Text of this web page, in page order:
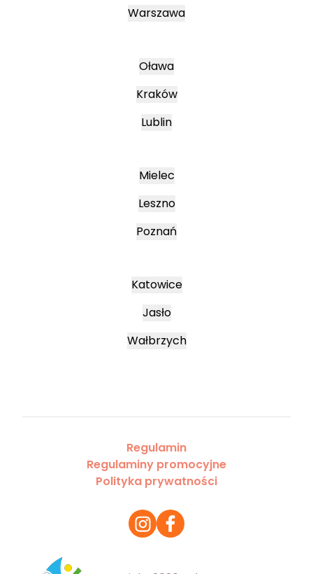
Warszawa
Oława
Kraków
Lublin
Mielec
Leszno
Poznań
Katowice
Jasło
Wałbrzych
Regulamin
Regulaminy promocyjne
Polityka prywatności